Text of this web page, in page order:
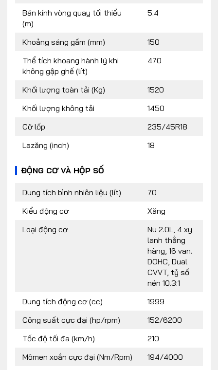
Bán kính vòng quay tối thiểu
(m)
5.4
Khoảng sáng gầm (mm)
150
Thể tích khoang hành lý khi
không gập ghế (lít)
470
Khối lượng toàn tải (Kg)
1520
Khối lượng không tải
1450
Cỡ lốp
235/45R18
Lazăng (inch)
18
ĐỘNG CƠ VÀ HỘP SỐ
Dung tích bình nhiên liệu (lít)
70
Kiểu động cơ
Xăng
Loại động cơ
Nu 2.0L, 4 xy
lanh thẳng
hàng, 16 van.
DOHC, Dual
CVVT, tỷ số
nén 10.3:1
Dung tích động cơ (cc)
1999
Công suất cực đại (hp/rpm)
152/6200
Tốc độ tối đa (km/h)
210
Mômen xoắn cực đại (Nm/Rpm)
194/4000